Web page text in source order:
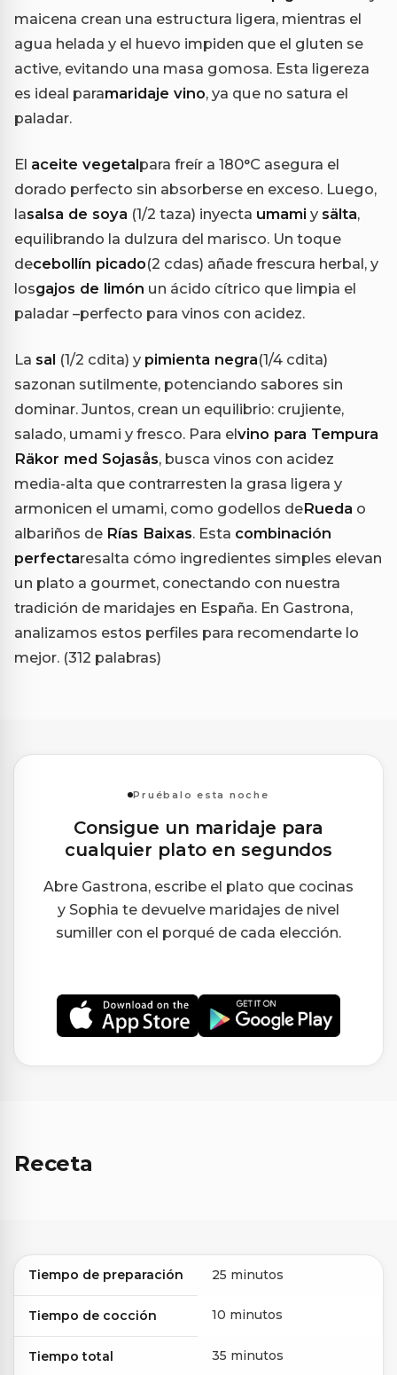
maicena crean una estructura ligera, mientras el
agua helada y el huevo impiden que el gluten se
active, evitando una masa gomosa. Esta ligereza
es ideal paramaridaje vino, ya que no satura el
paladar.
El aceite vegetalpara freír a 180°C asegura el
dorado perfecto sin absorberse en exceso. Luego,
lasalsa de soya (1/2 taza) inyecta umami y sälta,
equilibrando la dulzura del marisco. Un toque
decebollín picado(2 cdas) añade frescura herbal, y
losgajos de limón un ácido cítrico que limpia el
paladar –perfecto para vinos con acidez.
La sal (1/2 cdita) y pimienta negra(1/4 cdita)
sazonan sutilmente, potenciando sabores sin
dominar. Juntos, crean un equilibrio: crujiente,
salado, umami y fresco. Para elvino para Tempura
Räkor med Sojasås, busca vinos con acidez
media-alta que contrarresten la grasa ligera y
armonicen el umami, como godellos deRueda o
albariños de Rías Baixas. Esta combinación
perfectaresalta cómo ingredientes simples elevan
un plato a gourmet, conectando con nuestra
tradición de maridajes en España. En Gastrona,
analizamos estos perfiles para recomendarte lo
mejor. (312 palabras)
Pruébalo esta noche
Consigue un maridaje para
cualquier plato en segundos
Abre Gastrona, escribe el plato que cocinas
y Sophia te devuelve maridajes de nivel
sumiller con el porqué de cada elección.
Receta
Tiempo de preparación 25 minutos
Tiempo de cocción 10 minutos
Tiempo total 35 minutos